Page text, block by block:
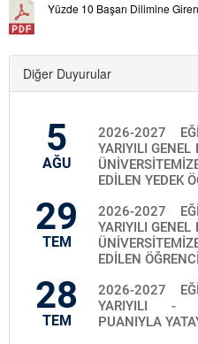
Yüzde 10 Başarı Dilimine
Diğer Duyurular
5
AĞU
2026-2027
YARIYILI GENEL
EDİLEN YEDEK
29
TEM
2026-2027
YARIYILI GENEL
EDİLEN
28
TEM
2026-2027
YARIYILI -
PUANIYLA